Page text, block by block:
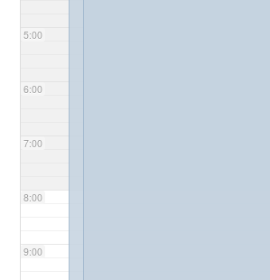
5:00
6:00
7:00
8:00
9:00